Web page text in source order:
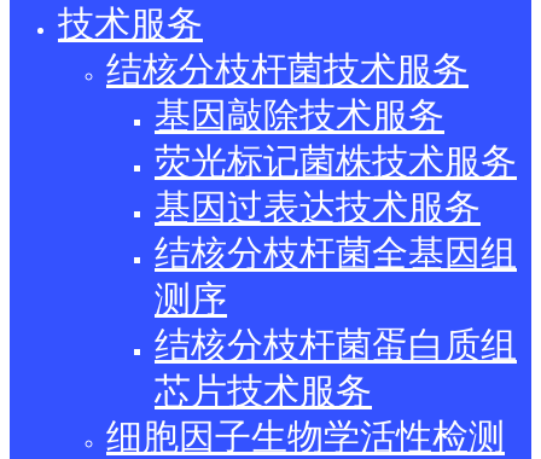
技术服务
结核分枝杆菌技术服务
基因敲除技术服务
荧光标记菌株技术服务
基因过表达技术服务
结核分枝杆菌全基因组
测序
结核分枝杆菌蛋白质组
芯片技术服务
细胞因子生物学活性检测